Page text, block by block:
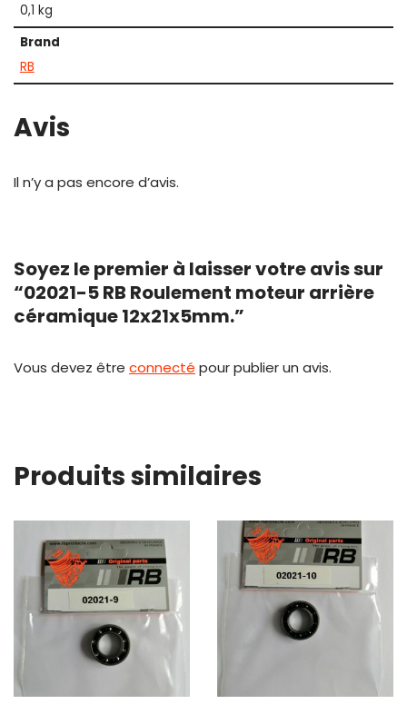
0,1 kg
Brand
RB
Avis
Il n’y a pas encore d’avis.
Soyez le premier à laisser votre avis sur
“02021-5 RB Roulement moteur arrière
céramique 12x21x5mm.”
Vous devez être connecté pour publier un avis.
Produits similaires